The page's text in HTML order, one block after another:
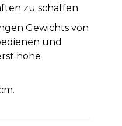
zu schaffen.
Gewichts von
und
hohe